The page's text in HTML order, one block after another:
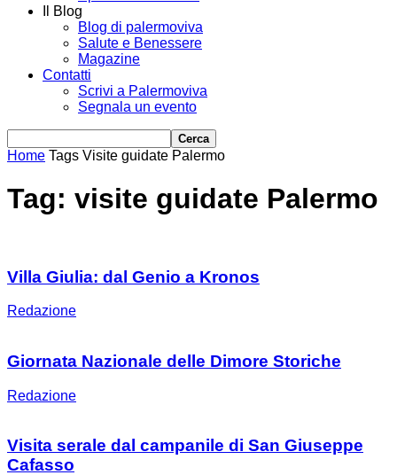
Il Blog
Blog di palermoviva
Salute e Benessere
Magazine
Contatti
Scrivi a Palermoviva
Segnala un evento
Home Tags Visite guidate Palermo
Tag: visite guidate Palermo
Villa Giulia: dal Genio a Kronos
Redazione
Giornata Nazionale delle Dimore Storiche
Redazione
Visita serale dal campanile di San Giuseppe
Cafasso